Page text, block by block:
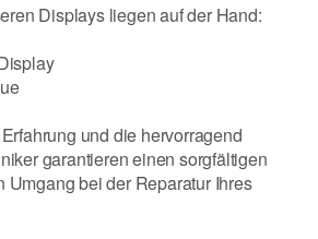
Displays liegen auf der Hand:
und die hervorragend
garantieren einen sorgfältigen
Umgang bei der Reparatur Ihres